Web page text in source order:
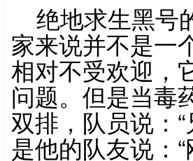
绝地求生黑号
家来说并不是一
相对不受欢迎，
问题。但是当毒
双排，队员说：
是他的队友说：